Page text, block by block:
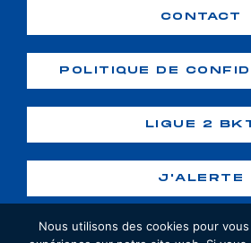
CONTACT
POLITIQUE DE
LIGUE 2
J'ALERTE
Nous utilisons des cookies pour